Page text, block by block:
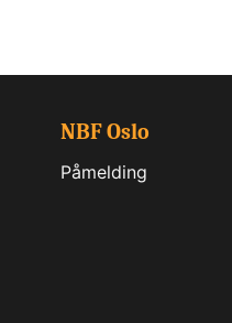
NBF Oslo
Påmelding